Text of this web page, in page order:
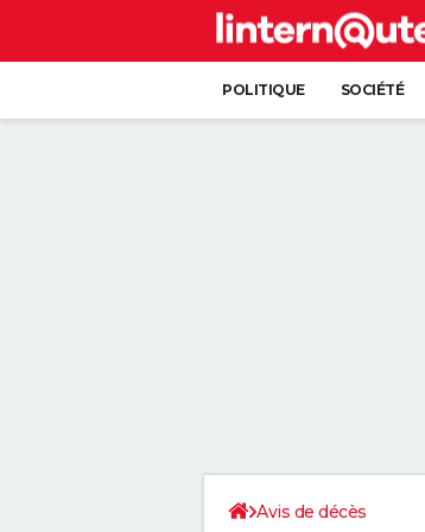
POLITIQUE SOCIÉTÉ
Avis de décès